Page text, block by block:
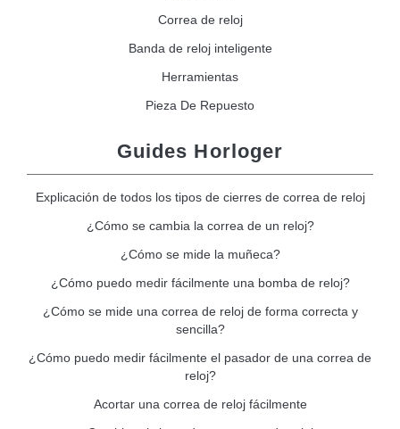
Correa de reloj
Banda de reloj inteligente
Herramientas
Pieza De Repuesto
Guides Horloger
Explicación de todos los tipos de cierres de correa de reloj
¿Cómo se cambia la correa de un reloj?
¿Cómo se mide la muñeca?
¿Cómo puedo medir fácilmente una bomba de reloj?
¿Cómo se mide una correa de reloj de forma correcta y
sencilla?
¿Cómo puedo medir fácilmente el pasador de una correa de
reloj?
Acortar una correa de reloj fácilmente